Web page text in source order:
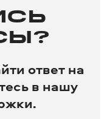
ответ на
в нашу